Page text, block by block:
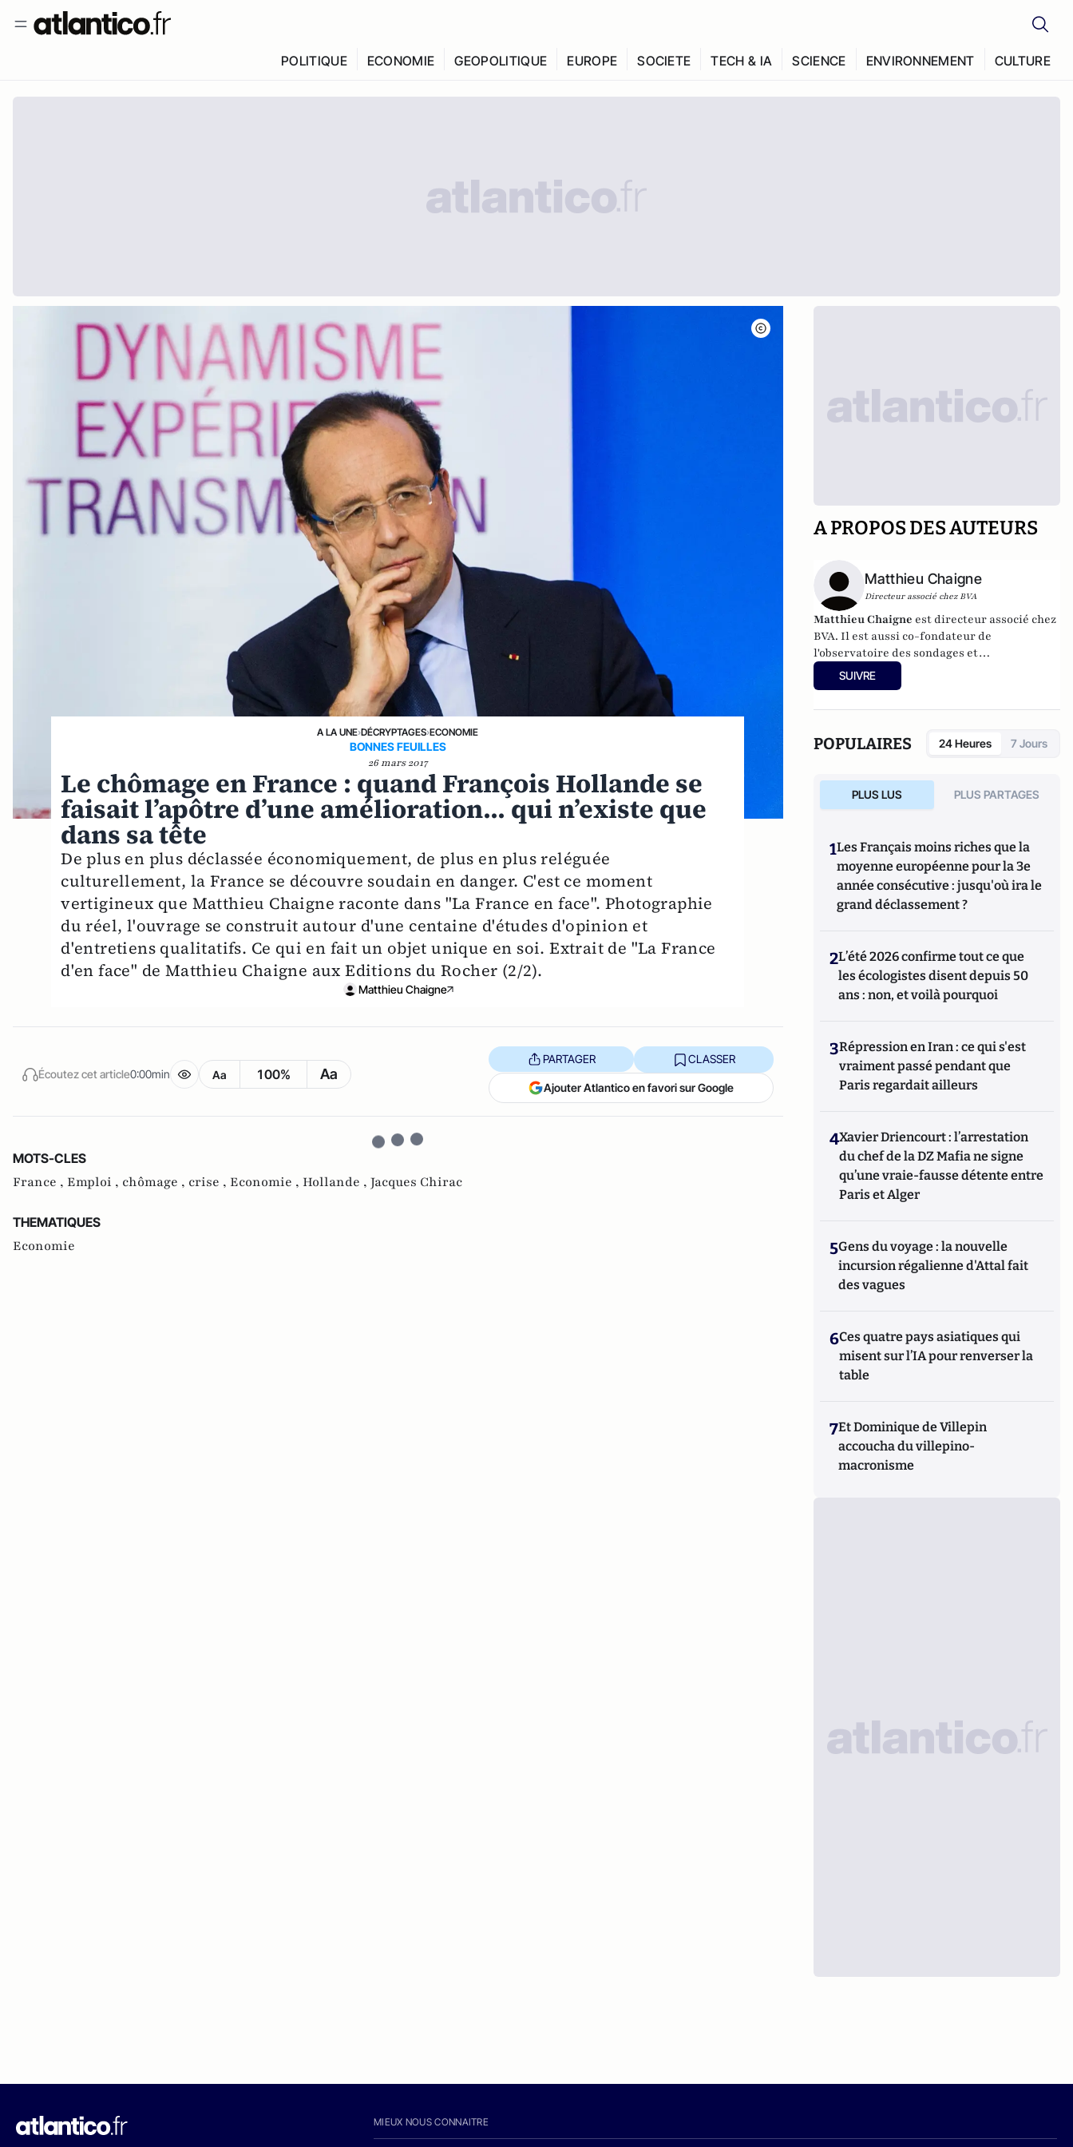
POLITIQUE ECONOMIE GEOPOLITIQUE EUROPE SOCIETE TECH & IA SCIENCE ENVIRONNEMENT CULTURE
A LA UNE›DÉCRYPTAGES›ECONOMIE
BONNES FEUILLES
26 mars 2017
Le chômage en France : quand François Hollande se
faisait l’apôtre d’une amélioration... qui n’existe que
dans sa tête
De plus en plus déclassée économiquement, de plus en plus reléguée
culturellement, la France se découvre soudain en danger. C'est ce moment
vertigineux que Matthieu Chaigne raconte dans "La France en face". Photographie
du réel, l'ouvrage se construit autour d'une centaine d'études d'opinion et
d'entretiens qualitatifs. Ce qui en fait un objet unique en soi. Extrait de "La France
d'en face" de Matthieu Chaigne aux Editions du Rocher (2/2).
Matthieu Chaigne
Écoutez cet article0:00min Aa 100% Aa
PARTAGER CLASSER
Ajouter Atlantico en favori sur Google
MOTS-CLES
France , Emploi , chômage , crise , Economie , Hollande , Jacques Chirac
THEMATIQUES
Economie
A PROPOS DES AUTEURS
Matthieu Chaigne
Directeur associé chez BVA
Matthieu Chaigne est directeur associé chez
BVA. Il est aussi co-fondateur de
l'observatoire des sondages et
tendances émergentes Délits d'Opinion,
chargé de cours à l'INSEEC et à la Sorbonne-
SUIVRE
POPULAIRES 24 Heures 7 Jours
PLUS LUS PLUS PARTAGES
1Les Français moins riches que la
moyenne européenne pour la 3e
année consécutive : jusqu'où ira le
grand déclassement ?
2L’été 2026 confirme tout ce que
les écologistes disent depuis 50
ans : non, et voilà pourquoi
3Répression en Iran : ce qui s'est
vraiment passé pendant que
Paris regardait ailleurs
4Xavier Driencourt : l’arrestation
du chef de la DZ Mafia ne signe
qu’une vraie-fausse détente entre
Paris et Alger
5Gens du voyage : la nouvelle
incursion régalienne d'Attal fait
des vagues
6Ces quatre pays asiatiques qui
misent sur l’IA pour renverser la
table
7Et Dominique de Villepin
accoucha du villepino-
macronisme
MIEUX NOUS CONNAITRE